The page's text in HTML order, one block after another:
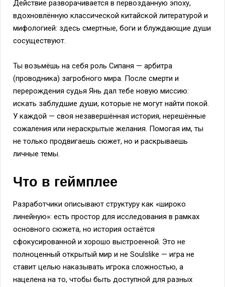
Действие разворачивается в первозданную эпоху,
вдохновлённую классической китайской литературой и
мифологией: здесь смертные, боги и блуждающие души
сосуществуют.
Ты возьмёшь на себя роль Сипаня — арбитра
(проводника) загробного мира. После смерти и
перерождения судья Янь дал тебе новую миссию:
искать заблудшие души, которые не могут найти покой.
У каждой — своя незавершённая история, нерешённые
сожаления или нераскрытые желания. Помогая им, ты
не только продвигаешь сюжет, но и раскрываешь
личные темы.
Что в геймплее
Разработчики описывают структуру как «широко
линейную»: есть простор для исследования в рамках
основного сюжета, но история остаётся
сфокусированной и хорошо выстроенной. Это не
полноценный открытый мир и не Soulslike — игра не
ставит целью наказывать игрока сложностью, а
нацелена на то, чтобы быть доступной для разных